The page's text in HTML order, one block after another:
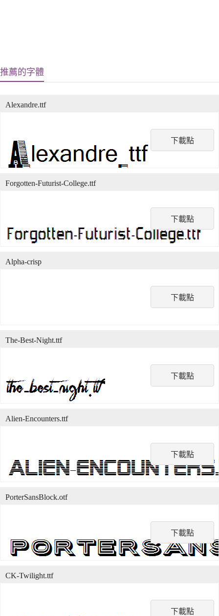
推薦的字體
下載點
Alexandre.ttf
下載點
Forgotten-Futurist-College.ttf
下載點
Alpha-crisp
下載點
The-Best-Night.ttf
下載點
Alien-Encounters.ttf
下載點
PorterSansBlock.otf
下載點
CK-Twilight.ttf